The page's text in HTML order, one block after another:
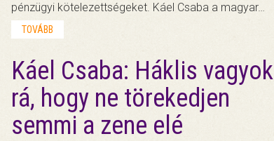
pénzügyi kötelezettségeket. Káel Csaba a magyar…
TOVÁBB
Káel Csaba: Háklis vagyok
rá, hogy ne törekedjen
semmi a zene elé